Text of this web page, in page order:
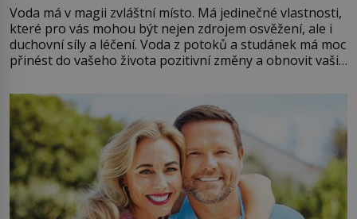
Voda má v magii zvláštní místo. Má jedinečné vlastnosti,
které pro vás mohou být nejen zdrojem osvěžení, ale i
duchovní síly a léčení. Voda z potoků a studánek má moc
přinést do vašeho života pozitivní změny a obnovit vaši
můžete obohatit své rituály a přinést do svého života
větší harmonii a klid. Je důležité